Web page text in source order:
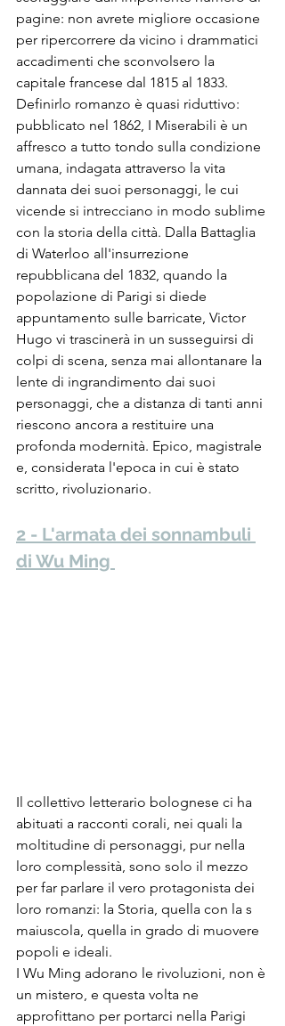
pagine: non avrete migliore occasione
per ripercorrere da vicino i drammatici
accadimenti che sconvolsero la
capitale francese dal 1815 al 1833.
Definirlo romanzo è quasi riduttivo:
pubblicato nel 1862, I Miserabili è un
affresco a tutto tondo sulla condizione
umana, indagata attraverso la vita
dannata dei suoi personaggi, le cui
vicende si intrecciano in modo sublime
con la storia della città. Dalla Battaglia
di Waterloo all'insurrezione
repubblicana del 1832, quando la
popolazione di Parigi si diede
appuntamento sulle barricate, Victor
Hugo vi trascinerà in un susseguirsi di
colpi di scena, senza mai allontanare la
lente di ingrandimento dai suoi
personaggi, che a distanza di tanti anni
riescono ancora a restituire una
profonda modernità. Epico, magistrale
e, considerata l'epoca in cui è stato
scritto, rivoluzionario.
2 - L'armata dei sonnambuli
di Wu Ming
Il collettivo letterario bolognese ci ha
abituati a racconti corali, nei quali la
moltitudine di personaggi, pur nella
loro complessità, sono solo il mezzo
per far parlare il vero protagonista dei
loro romanzi: la Storia, quella con la s
maiuscola, quella in grado di muovere
popoli e ideali.
I Wu Ming adorano le rivoluzioni, non è
un mistero, e questa volta ne
approfittano per portarci nella Parigi